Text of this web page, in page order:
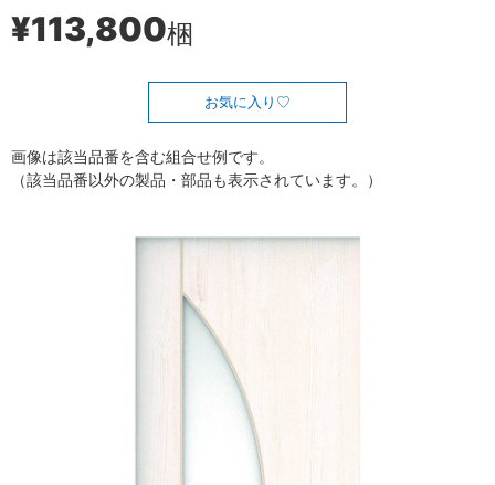
¥113,800梱
お気に入り
画像は該当品番を含む組合せ例です。
（該当品番以外の製品・部品も表示されています。）